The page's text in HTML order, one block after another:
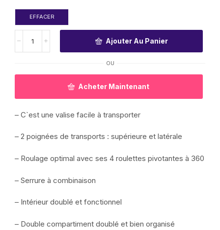
EFFACER
Ajouter Au Panier
OU
Acheter Maintenant
– C`est une valise facile à transporter
– 2 poignées de transports : supérieure et latérale
– Roulage optimal avec ses 4 roulettes pivotantes à 360
– Serrure à combinaison
– Intérieur doublé et fonctionnel
– Double compartiment doublé et bien organisé